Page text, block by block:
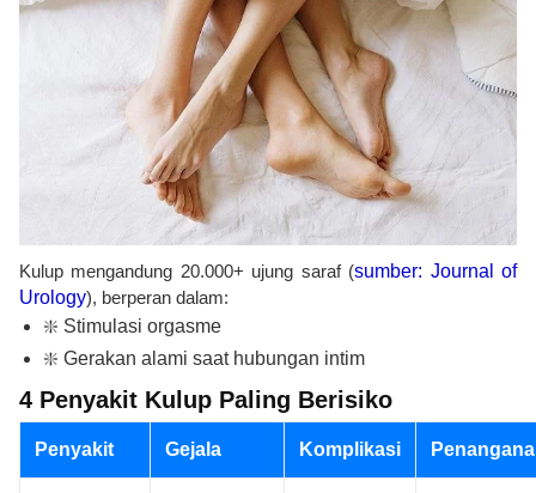
Kulup mengandung 20.000+ ujung saraf (sumber: Journal of
Urology), berperan dalam:
❇️ Stimulasi orgasme
❇️ Gerakan alami saat hubungan intim
4 Penyakit Kulup Paling Berisiko
Penyakit Gejala Komplikasi